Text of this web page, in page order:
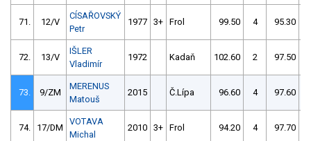
71. 12/V
CÍSAŘOVSKÝ
Petr
1977 3+ Frol 99.50 4 95.30
72. 13/V
IŠLER
Vladimír
1972 Kadaň 102.60 2 97.50
73. 9/ZM
MERENUS
Matouš
2015 Č.Lípa 96.60 4 97.60
74. 17/DM
VOTAVA
Michal
2010 3+ Frol 94.20 4 97.70